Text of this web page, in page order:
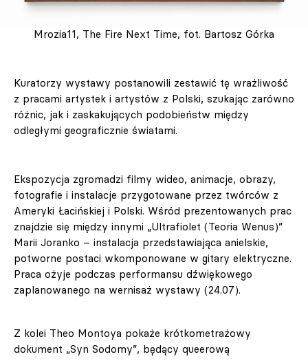
Mrozia11, The Fire Next Time, fot. Bartosz Górka
Kuratorzy wystawy postanowili zestawić tę wrażliwość
z pracami artystek i artystów z Polski, szukając zarówno
różnic, jak i zaskakujących podobieństw między
odległymi geograficznie światami.
Ekspozycja zgromadzi filmy wideo, animacje, obrazy,
fotografie i instalacje przygotowane przez twórców z
Ameryki Łacińskiej i Polski. Wśród prezentowanych prac
znajdzie się między innymi „Ultrafiolet (Teoria Wenus)”
Marii Joranko – instalacja przedstawiająca anielskie,
potworne postaci wkomponowane w gitary elektryczne.
Praca ożyje podczas performansu dźwiękowego
zaplanowanego na wernisaż wystawy (24.07).
Z kolei Theo Montoya pokaże krótkometrażowy
dokument „Syn Sodomy”, będący queerową